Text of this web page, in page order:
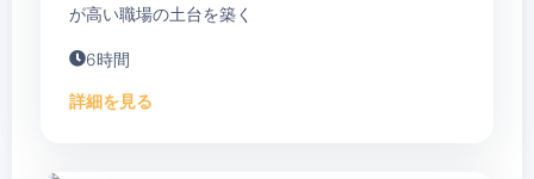
が高い職場の土台を築く
6時間
詳細を見る